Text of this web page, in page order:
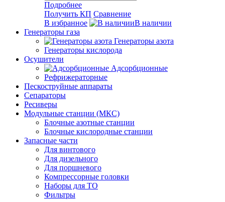
Подробнее
Получить КП Сравнение
В избранное
В наличии
Генераторы газа
Генераторы азота
Генераторы кислорода
Осушители
Адсорбционные
Рефрижераторные
Пескоструйные аппараты
Сепараторы
Ресиверы
Модульные станции (МКС)
Блочные азотные станции
Блочные кислородные станции
Запасные части
Для винтового
Для дизельного
Для поршневого
Компрессорные головки
Наборы для ТО
Фильтры